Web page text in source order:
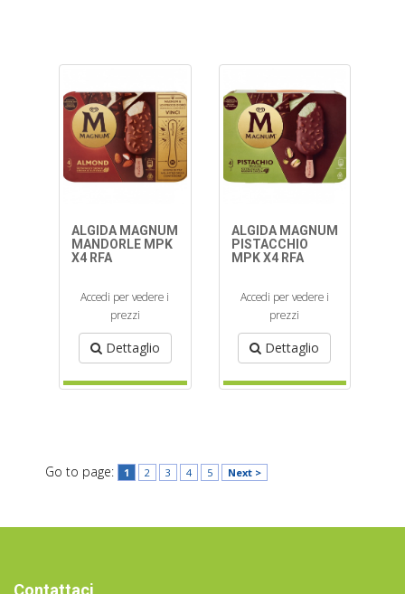
ALGIDA MAGNUM
MANDORLE MPK
X4 RFA
Accedi per vedere i
prezzi
Dettaglio
ALGIDA MAGNUM
PISTACCHIO
MPK X4 RFA
Accedi per vedere i
prezzi
Dettaglio
Go to page: 1 2 3 4 5 Next >
Contattaci